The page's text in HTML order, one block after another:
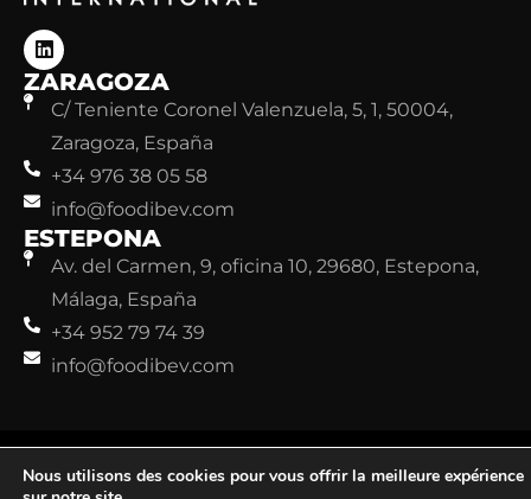
ZARAGOZA
C/ Teniente Coronel Valenzuela, 5, 1, 50004,
Zaragoza, España
+34 976 38 05 58
info@foodibev.com
ESTEPONA
Av. del Carmen, 9, oficina 10, 29680, Estepona,
Málaga, España
+34 952 79 74 39
info@foodibev.com
©FoodiBev. Todos los derechos reservados.Aviso legal
Política de PrivacidadPolítica de Cookies
Nous utilisons des cookies pour vous offrir la meilleure expérience